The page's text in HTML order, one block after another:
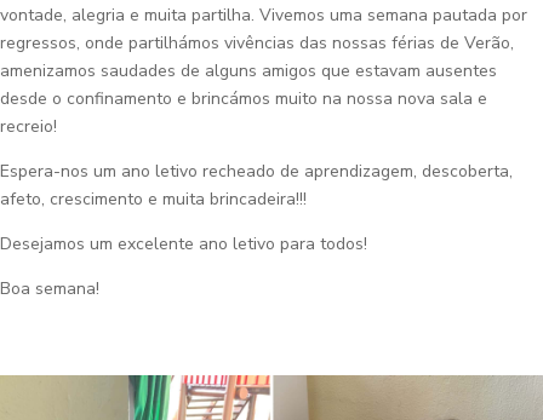
vontade, alegria e muita partilha. Vivemos uma semana pautada por
regressos, onde partilhámos vivências das nossas férias de Verão,
amenizamos saudades de alguns amigos que estavam ausentes
desde o confinamento e brincámos muito na nossa nova sala e
recreio!
Espera-nos um ano letivo recheado de aprendizagem, descoberta,
afeto, crescimento e muita brincadeira!!!
Desejamos um excelente ano letivo para todos!
Boa semana!